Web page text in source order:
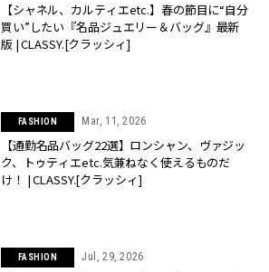
【シャネル、カルティエetc.】春の節目に“自分
買い”したい『名品ジュエリー＆バッグ』最新
版 | CLASSY.[クラッシィ]
FASHION Mar, 11, 2026
【通勤名品バッグ22選】ロンシャン、ヴァジッ
ク、トゥティエetc.気兼ねなく使えるものだ
け！ | CLASSY.[クラッシィ]
FASHION Jul, 29, 2026